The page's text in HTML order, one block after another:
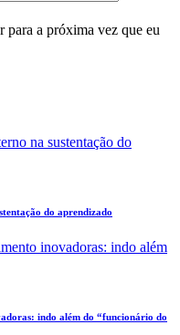
para a próxima vez que eu
do aprendizado
indo além do “funcionário do